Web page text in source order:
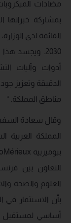
مضادات
بمشاركة خبراتها
القائمة لدى
2030. ويجسد
أدوات وآليات
الدقيقة وتعزيز
مناطق المملكة. “
وقال سعادة
المملكة العربية
التعاون بين
العلوم والصحة
بأن الاستثمار في
أساسي لمستقبل